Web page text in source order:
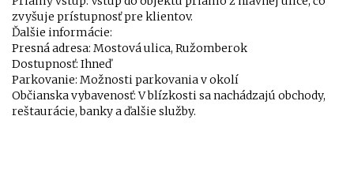
zvyšuje prístupnosť pre klientov.
Ďalšie informácie:
Presná adresa: Mostová ulica, Ružomberok
Dostupnosť: Ihneď
Parkovanie: Možnosti parkovania v okolí
Občianska vybavenosť: V blízkosti sa nachádzajú obchody,
reštaurácie, banky a ďalšie služby.